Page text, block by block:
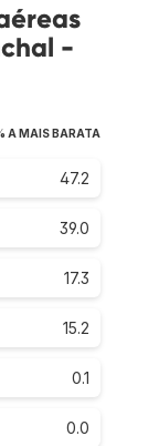
-
A MAIS BARATA
47.2
39.0
17.3
15.2
0.1
0.0